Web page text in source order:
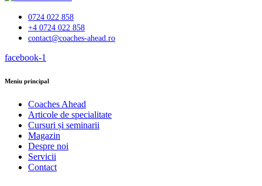
0724 022 858
+4 0724 022 858
contact@coaches-ahead.ro
facebook-1
Meniu principal
Coaches Ahead
Articole de specialitate
Cursuri și seminarii
Magazin
Despre noi
Servicii
Contact